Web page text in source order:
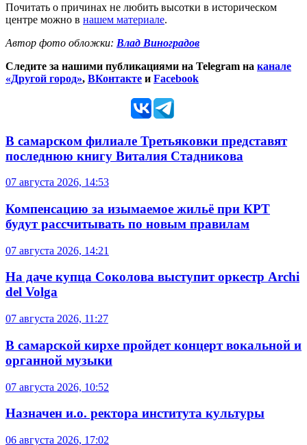
Почитать о причинах не любить высотки в историческом
центре можно в нашем материале.
Автор фото обложки: Влад Виноградов
Следите за нашими публикациями на Telegram на канале
«Другой город», ВКонтакте и Facebook
В самарском филиале Третьяковки представят
последнюю книгу Виталия Стадникова
07 августа 2026, 14:53
Компенсацию за изымаемое жильё при КРТ
будут рассчитывать по новым правилам
07 августа 2026, 14:21
На даче купца Соколова выступит оркестр Archi
del Volga
07 августа 2026, 11:27
В самарской кирхе пройдет концерт вокальной и
органной музыки
07 августа 2026, 10:52
Назначен и.о. ректора института культуры
06 августа 2026, 17:02